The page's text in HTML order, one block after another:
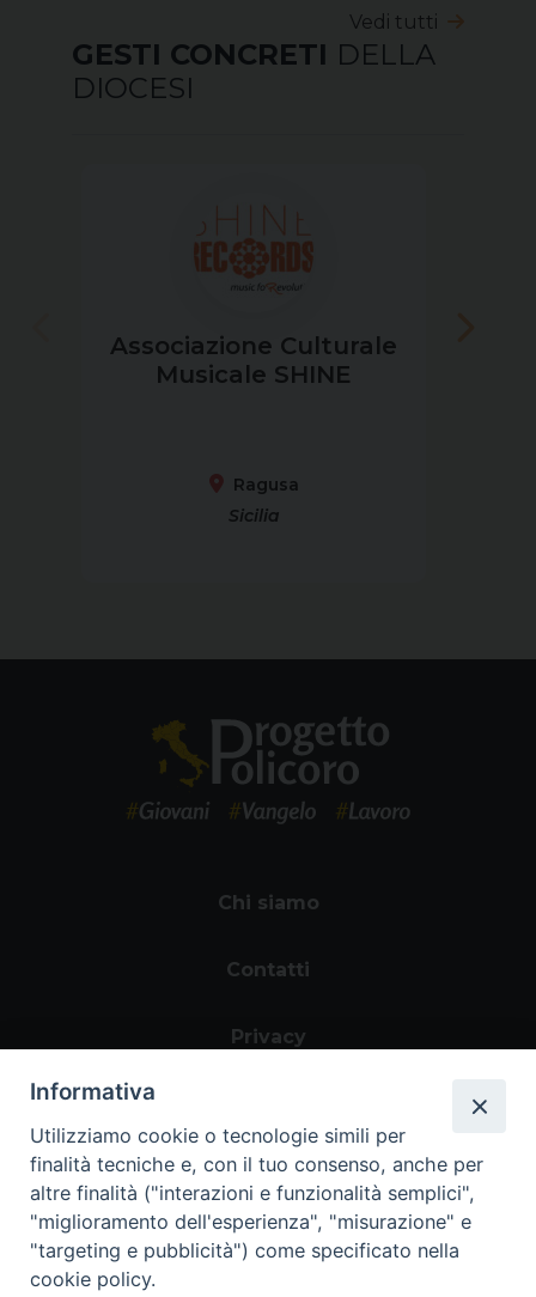
Vedi tutti
GESTI CONCRETI DELLA
DIOCESI
Associazione Culturale
Musicale SHINE
Ragusa
Sicilia
Chi siamo
Contatti
Privacy
Area riservata
Informativa
Utilizziamo cookie o tecnologie simili per
finalità tecniche e, con il tuo consenso, anche per
altre finalità ("interazioni e funzionalità semplici",
"miglioramento dell'esperienza", "misurazione" e
"targeting e pubblicità") come specificato nella
cookie policy.